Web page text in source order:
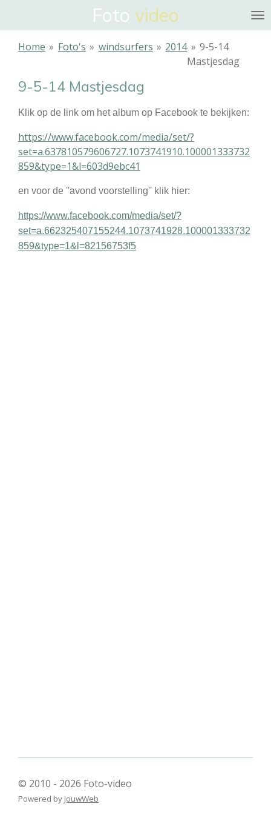
naar
Foto video
Home » Foto's » windsurfers » 2014 » 9-5-14
Mastjesdag
9-5-14 Mastjesdag
Klik op de link om het album op Facebook te bekijken:
https://www.facebook.com/media/set/?
set=a.637810579606727.1073741910.100001333732
859&type=1&l=603d9ebc41
en voor de ''avond voorstelling'' klik hier:
https://www.facebook.com/media/set/?
set=a.662325407155244.1073741928.100001333732
859&type=1&l=82156753f5
© 2010 - 2026 Foto-video
Powered by JouwWeb